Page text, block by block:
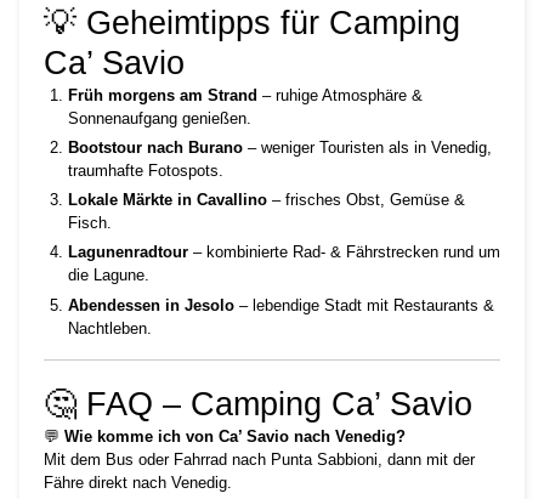
💡 Geheimtipps für Camping
Ca’ Savio
Früh morgens am Strand – ruhige Atmosphäre &
Sonnenaufgang genießen.
Bootstour nach Burano – weniger Touristen als in Venedig,
traumhafte Fotospots.
Lokale Märkte in Cavallino – frisches Obst, Gemüse &
Fisch.
Lagunenradtour – kombinierte Rad- & Fährstrecken rund um
die Lagune.
Abendessen in Jesolo – lebendige Stadt mit Restaurants &
Nachtleben.
🤔 FAQ – Camping Ca’ Savio
💬 Wie komme ich von Ca’ Savio nach Venedig?
Mit dem Bus oder Fahrrad nach Punta Sabbioni, dann mit der
Fähre direkt nach Venedig.